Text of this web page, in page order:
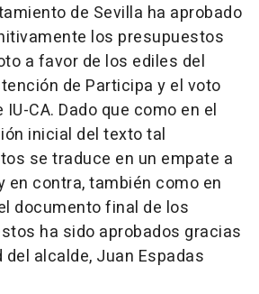
de Sevilla ha aprobado
los presupuestos
a favor de los ediles del
de Participa y el voto
CA. Dado que como en el
inicial del texto tal
se traduce en un empate a
en contra, también como en
documento final de los
ha sido aprobados gracias
alcalde, Juan Espadas